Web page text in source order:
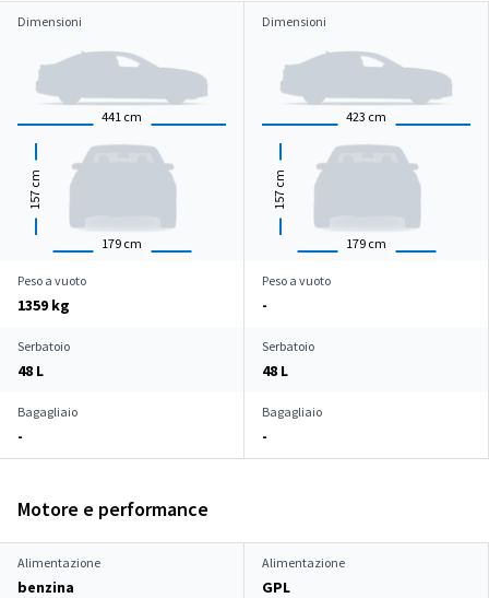
Dimensioni
441 cm
179 cm
157
cm
Dimensioni
423 cm
179 cm
157
cm
Peso a vuoto
1359 kg
Peso a vuoto
-
Serbatoio
48 L
Serbatoio
48 L
Bagagliaio
-
Bagagliaio
-
Motore e performance
Alimentazione
benzina
Alimentazione
GPL